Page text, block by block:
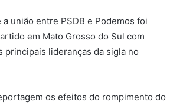
união entre PSDB e Podemos foi
em Mato Grosso do Sul com
principais lideranças da sigla no
os efeitos do rompimento do